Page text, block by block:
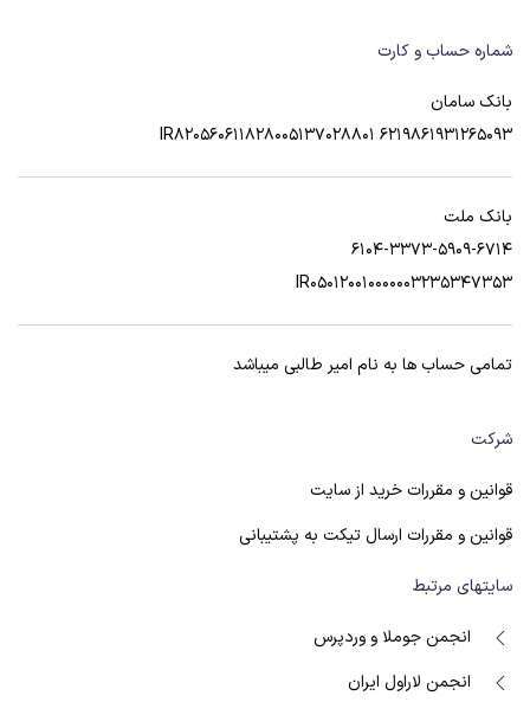
شماره حساب و کارت
بانک سامان
6219861931265093 IR820560611828005137028801
بانک ملت
6104-3373-5909-6714
IR050120010000003235347353
تمامی حساب ها به نام امیر طالبی میباشد
شرکت
قوانین و مقررات خرید از سایت
قوانین و مقررات ارسال تیکت به پشتیبانی
سایتهای مرتبط
انجمن جوملا و وردپرس
انجمن لاراول ایران